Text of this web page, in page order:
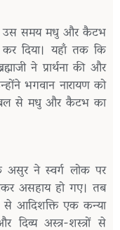
उस समय मधु और कैटभ
दिया। यहाँ तक कि
ने प्रार्थना की और
भगवान नारायण को
बल से मधु और कैटभ का
ने स्वर्ग लोक पर
असहाय हो गए। तब
से आदिशक्ति एक कन्या
दिव्य अस्त्र-शस्त्रों से